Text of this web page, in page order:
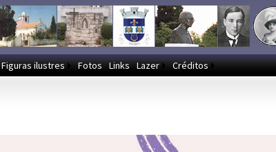
Figuras ilustres Fotos Links Lazer Créditos